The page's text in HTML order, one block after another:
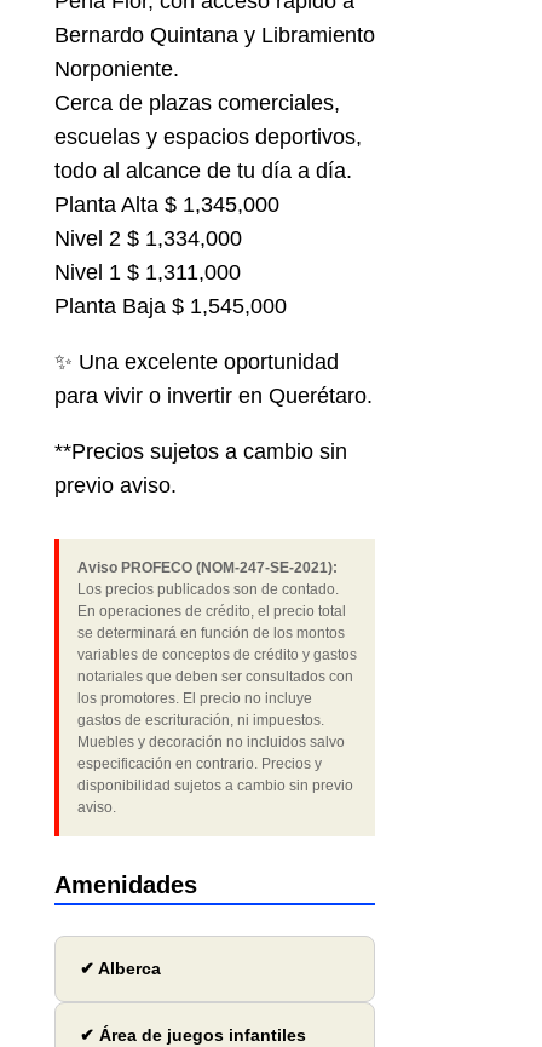
Bernardo Quintana y Libramiento
Norponiente.
Cerca de plazas comerciales,
escuelas y espacios deportivos,
todo al alcance de tu día a día.
Planta Alta $ 1,345,000
Nivel 2 $ 1,334,000
Nivel 1 $ 1,311,000
Planta Baja $ 1,545,000
✨ Una excelente oportunidad
para vivir o invertir en Querétaro.
**Precios sujetos a cambio sin
previo aviso.
Aviso PROFECO (NOM-247-SE-2021):
Los precios publicados son de contado.
En operaciones de crédito, el precio total
se determinará en función de los montos
variables de conceptos de crédito y gastos
notariales que deben ser consultados con
los promotores. El precio no incluye
gastos de escrituración, ni impuestos.
Muebles y decoración no incluidos salvo
especificación en contrario. Precios y
disponibilidad sujetos a cambio sin previo
aviso.
Amenidades
✔ Alberca
✔ Área de juegos infantiles